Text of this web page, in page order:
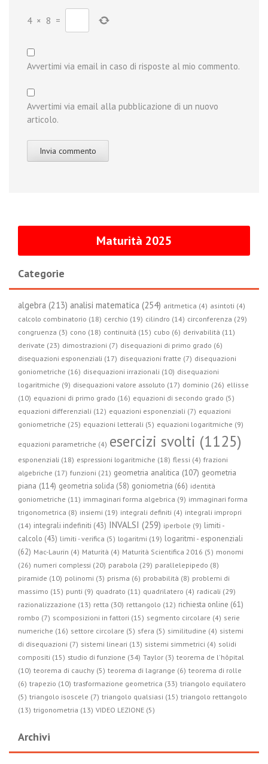
4 × 8 =
Avvertimi via email in caso di risposte al mio commento.
Avvertimi via email alla pubblicazione di un nuovo
articolo.
Maturità 2025
Categorie
algebra (213) analisi matematica (254) aritmetica (4) asintoti (4)
calcolo combinatorio (18) cerchio (19) cilindro (14) circonferenza (29)
congruenza (3) cono (18) continuità (15) cubo (6) derivabilità (11)
derivate (23) dimostrazioni (7) disequazioni di primo grado (6)
disequazioni esponenziali (17) disequazioni fratte (7) disequazioni
goniometriche (16) disequazioni irrazionali (10) disequazioni
logaritmiche (9) disequazioni valore assoluto (17) dominio (26) ellisse
(10) equazioni di primo grado (16) equazioni di secondo grado (5)
equazioni differenziali (12) equazioni esponenziali (7) equazioni
goniometriche (25) equazioni letterali (5) equazioni logaritmiche (9)
equazioni parametriche (4) esercizi svolti (1125)
esponenziali (18) espressioni logaritmiche (18) flessi (4) frazioni
algebriche (17) funzioni (21) geometria analitica (107) geometria
piana (114) geometria solida (58) goniometria (66) identità
goniometriche (11) immaginari forma algebrica (9) immaginari forma
trigonometrica (8) insiemi (19) integrali definiti (4) integrali impropri
(14) integrali indefiniti (43) INVALSI (259) iperbole (9) limiti -
calcolo (43) limiti - verifica (5) logaritmi (19) logaritmi - esponenziali
(62) Mac-Laurin (4) Maturità (4) Maturità Scientifica 2016 (5) monomi
(26) numeri complessi (20) parabola (29) parallelepipedo (8)
piramide (10) polinomi (3) prisma (6) probabilità (8) problemi di
massimo (15) punti (9) quadrato (11) quadrilatero (4) radicali (29)
razionalizzazione (13) retta (30) rettangolo (12) richiesta online (61)
rombo (7) scomposizioni in fattori (15) segmento circolare (4) serie
numeriche (16) settore circolare (5) sfera (5) similitudine (4) sistemi
di disequazioni (7) sistemi lineari (13) sistemi simmetrici (4) solidi
compositi (15) studio di funzione (34) Taylor (3) teorema de l'hôpital
(10) teorema di cauchy (5) teorema di lagrange (6) teorema di rolle
(6) trapezio (10) trasformazione geometrica (33) triangolo equilatero
(5) triangolo isoscele (7) triangolo qualsiasi (15) triangolo rettangolo
(13) trigonometria (13) VIDEO LEZIONE (5)
Archivi